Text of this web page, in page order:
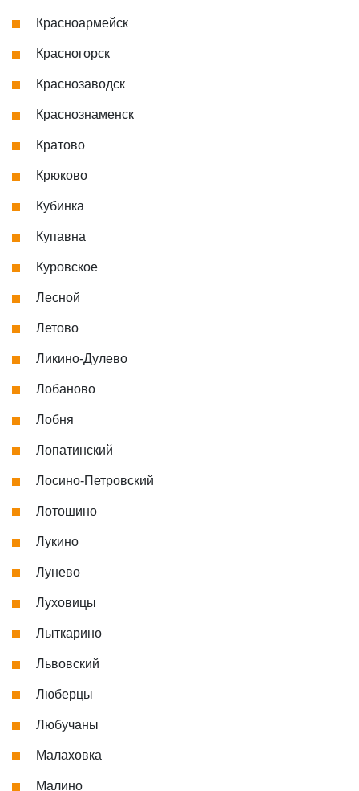
Красноармейск
Красногорск
Краснозаводск
Краснознаменск
Кратово
Крюково
Кубинка
Купавна
Куровское
Лесной
Летово
Ликино-Дулево
Лобаново
Лобня
Лопатинский
Лосино-Петровский
Лотошино
Лукино
Лунево
Луховицы
Лыткарино
Львовский
Люберцы
Любучаны
Малаховка
Малино